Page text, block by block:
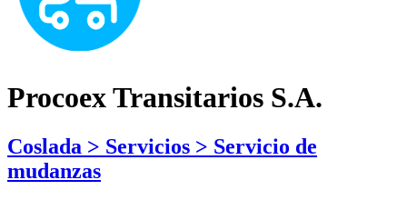
Procoex Transitarios S.A.
Coslada > Servicios > Servicio de
mudanzas